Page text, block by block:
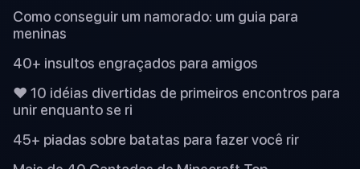
Como conseguir um namorado: um guia para
meninas
40+ insultos engraçados para amigos
❤️ 10 idéias divertidas de primeiros encontros para
unir enquanto se ri
45+ piadas sobre batatas para fazer você rir